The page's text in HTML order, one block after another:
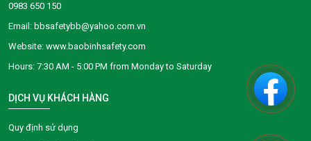
0983 650 150
Email: bbsafetybb@yahoo.com.vn
Website: www.baobinhsafety.com
​​​​Hours: 7:30 AM - 5:00 PM from Monday to Saturday
DỊCH VỤ KHÁCH HÀNG
Quy định sử dụng